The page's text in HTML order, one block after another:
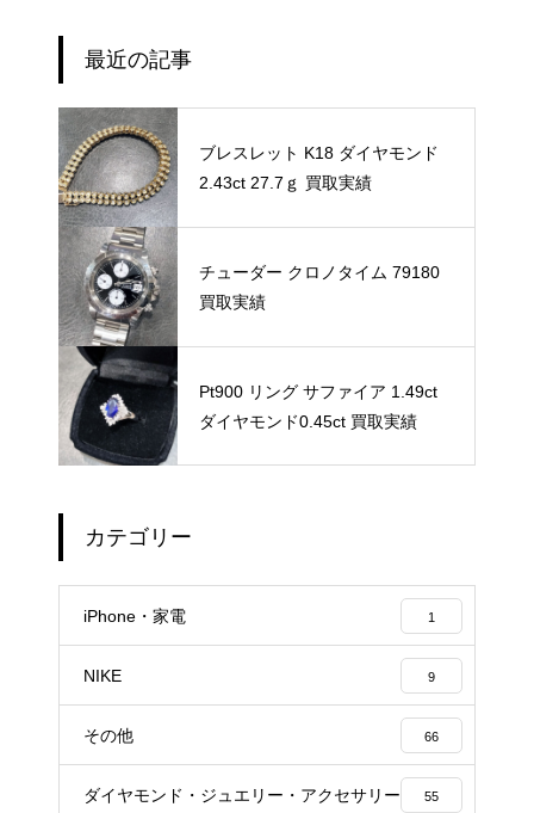
最近の記事
ブレスレット K18 ダイヤモンド
2.43ct 27.7ｇ 買取実績
チューダー クロノタイム 79180
買取実績
Pt900 リング サファイア 1.49ct
ダイヤモンド0.45ct 買取実績
カテゴリー
iPhone・家電 1
NIKE 9
その他 66
ダイヤモンド・ジュエリー・アクセサリー 55